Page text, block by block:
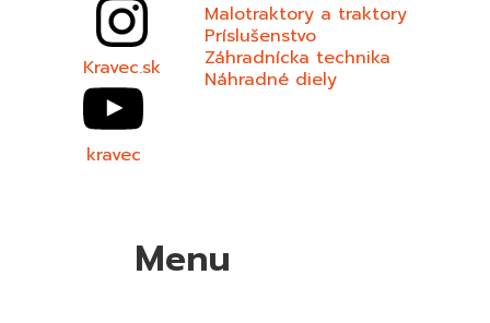
Kravec.sk
kravec
Malotraktory a traktory
Príslušenstvo
Záhradnícka technika
Náhradné diely
Menu